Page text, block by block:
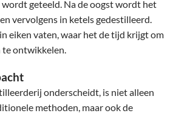
wordt geteeld. Na de oogst wordt het
vervolgens in ketels gedestilleerd.
eiken vaten, waar het de tijd krijgt om
te ontwikkelen.
onderscheidt, is niet alleen
methoden, maar ook de